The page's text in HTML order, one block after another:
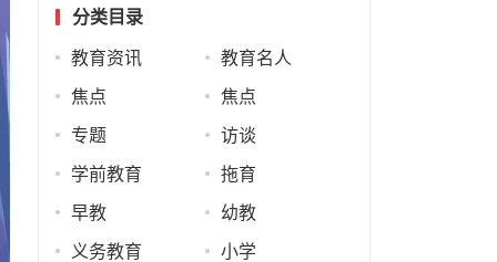
分类目录
教育资讯 教育名人
焦点 焦点
专题 访谈
学前教育 拖育
早教 幼教
义务教育 小学